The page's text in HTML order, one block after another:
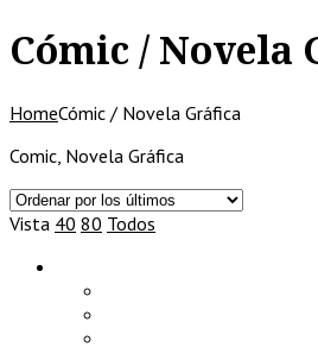
Cómic / Novela
HomeCómic / Novela Gráfica
Comic, Novela Gráfica
Vista 40 80 Todos